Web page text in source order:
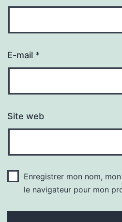
E-mail *
Site web
Enregistrer mon nom,
le navigateur pour mon